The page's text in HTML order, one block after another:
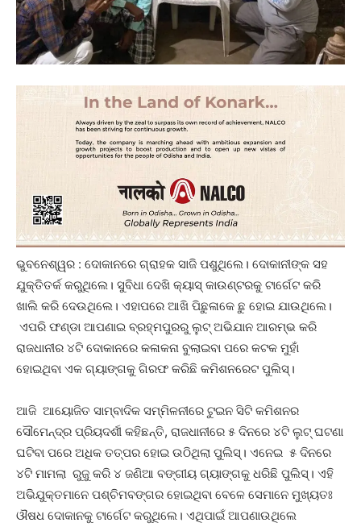
ଭୁବନେଶ୍ୱର : ଦୋକାନରେ ଗ୍ରାହକ ସାଜି ପଶୁଥିଲେ। ଦୋକାନୀଙ୍କ ସହ
ଯୁକ୍ତିତର୍କ କରୁଥିଲେ। ସୁବିଧା ଦେଖି କ୍ୟାସ୍ କାଉଣ୍ଟରକୁ ଟାର୍ଗେଟ କରି
ଖାଲି କରି ଦେଉଥିଲେ। ଏହାପରେ ଆଖି ପିଛୁଳାକେ ଛୁ ହୋଇ ଯାଉଥିଲେ।
ଏପରି ଫଣ୍ଡା ଆପଣାଇ ବ୍ରହ୍ମପୁରରୁ ଲୁଟ୍‌ ଅଭିଯାନ ଆରମ୍ଭ କରି
ରାଜଧାନୀର ୪ଟି ଦୋକାନରେ କଳାକନା ବୁଲାଇବା ପରେ କଟକ ମୁହାଁ
ହୋଇଥିବା ଏକ ଗ୍ୟାଙ୍ଗକୁ ଗିରଫ କରିଛି କମିଶନରେଟ ପୁଲିସ୍‌।
ଆଜି ଆୟୋଜିତ ସାମ୍ବାଦିକ ସମ୍ମିଳନୀରେ ଟୁଇନ ସିଟି କମିଶନର
ସୌମେନ୍ଦ୍ର ପ୍ରିୟଦର୍ଶୀ କହିଛନ୍ତି, ରାଜଧାନୀରେ ୫ ଦିନରେ ୪ଟି ଲୁଟ୍‌ ଘଟଣା
ଘଟିବା ପରେ ଅଧିକ ତତ୍ପର ହୋଇ ଉଠିଥିଲା ପୁଲିସ୍‌। ଏନେଇ ୫ ଦିନରେ
୪ଟି ମାମଲା ରୁଜୁ କରି ୪ ଜଣିଆ ବଙ୍ଗୀୟ ଗ୍ୟାଙ୍ଗକୁ ଧରିଛି ପୁଲିସ୍‌। ଏହି
ଅଭିଯୁକ୍ତମାନେ ପଶ୍ଚିମବଙ୍ଗର ହୋଇଥିବା ବେଳେ ସେମାନେ ମୁଖ୍ୟତଃ
ଔଷଧ ଦୋକାନକୁ ଟାର୍ଗେଟ କରୁଥିଲେ। ଏଥିପାଇଁ ଆପଣାଉଥିଲେ